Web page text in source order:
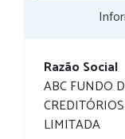
Razão Social
ABC FUNDO
LIMITADA